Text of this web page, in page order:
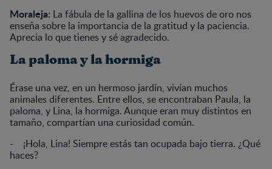
Moraleja: La fábula de la gallina de los huevos de oro nos
enseña sobre la importancia de la gratitud y la paciencia.
Aprecia lo que tienes y sé agradecido.
La paloma y la hormiga
Érase una vez, en un hermoso jardín, vivían muchos
animales diferentes. Entre ellos, se encontraban Paula, la
paloma, y Lina, la hormiga. Aunque eran muy distintos en
tamaño, compartían una curiosidad común.
- ¡Hola, Lina! Siempre estás tan ocupada bajo tierra. ¿Qué
haces?